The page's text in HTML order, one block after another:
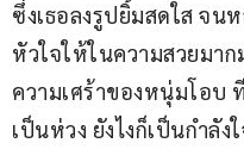
ซึ่งเธอลงรูปยิ้มสดใส จน
หัวใจให้ในความสวยมา
ความเศร้าของหนุ่มโอบ
เป็นห่วง ยังไงก็เป็นกำลัง